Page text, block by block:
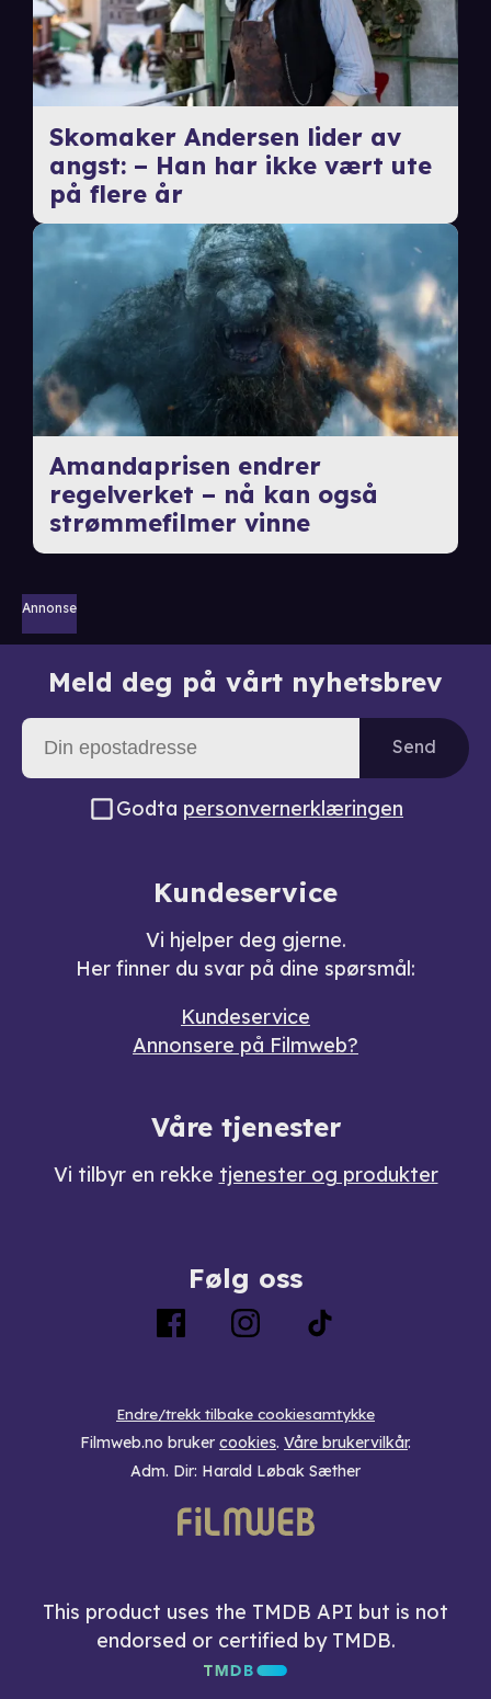
Skomaker Andersen lider av
angst: – Han har ikke vært ute
på flere år
Amandaprisen endrer
regelverket – nå kan også
strømmefilmer vinne
Annonse
Meld deg på vårt nyhetsbrev
Send
Godta personvernerklæringen
Kundeservice
Vi hjelper deg gjerne.
Her finner du svar på dine spørsmål:
Kundeservice
Annonsere på Filmweb?
Våre tjenester
Vi tilbyr en rekke tjenester og produkter
Følg oss
Endre/trekk tilbake cookiesamtykke
Filmweb.no bruker cookies. Våre brukervilkår.
Adm. Dir: Harald Løbak Sæther
This product uses the TMDB API but is not
endorsed or certified by TMDB.